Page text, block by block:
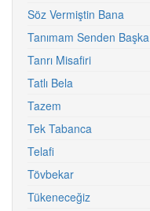
Söz Vermiştin Bana
Tanımam Senden Başka
Tanrı Misafiri
Tatlı Bela
Tazem
Tek Tabanca
Telafi
Tövbekar
Tükeneceğiz